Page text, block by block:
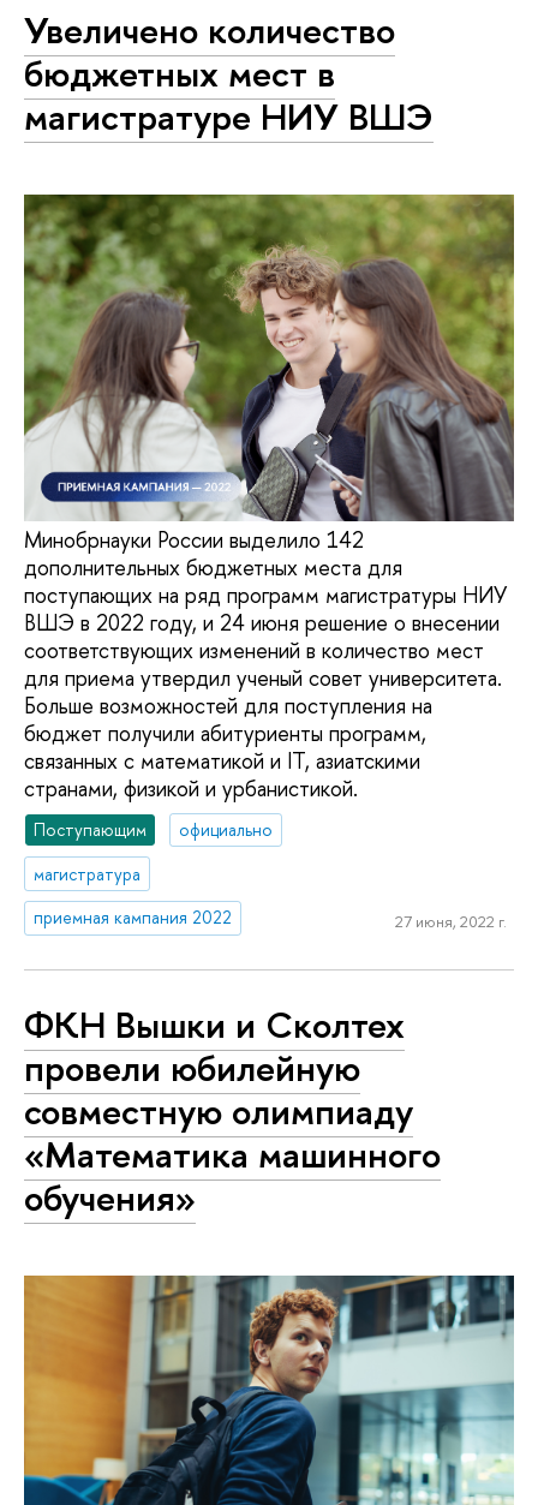
Увеличено количество
бюджетных мест в
магистратуре НИУ ВШЭ
Минобрнауки России выделило 142
дополнительных бюджетных места для
поступающих на ряд программ магистратуры НИУ
ВШЭ в 2022 году, и 24 июня решение о внесении
соответствующих изменений в количество мест
для приема утвердил ученый совет университета.
Больше возможностей для поступления на
бюджет получили абитуриенты программ,
связанных с математикой и IT, азиатскими
странами, физикой и урбанистикой.
Поступающим
официально
магистратура
приемная кампания 2022
27 июня, 2022 г.
ФКН Вышки и Сколтех
провели юбилейную
совместную олимпиаду
«Математика машинного
обучения»